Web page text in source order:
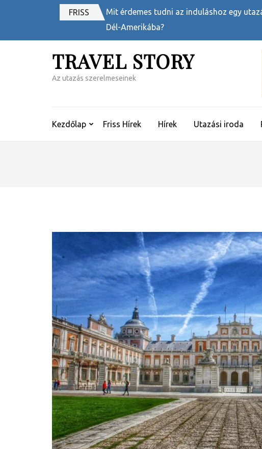
(Press
FRISS
Mit érdemes tudni az induláshoz egy
Dél-Amerikába?
TRAVEL STORY
Az utazás szerelmeseinek
Kezdőlap Friss Hírek Hírek Utazási iroda